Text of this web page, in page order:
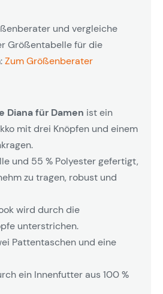
und vergleiche
Größentabelle für die
Zum Größenberater
Diana für Damen ist ein
mit drei Knöpfen und einem
und 55 % Polyester gefertigt,
zu tragen, robust und
wird durch die
unterstrichen.
Pattentaschen und eine
ein Innenfutter aus 100 %